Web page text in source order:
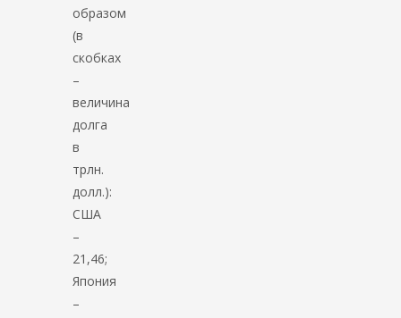
образом
(в
скобках
–
величина
долга
в
трлн.
долл.):
США
–
21,46;
Япония
–